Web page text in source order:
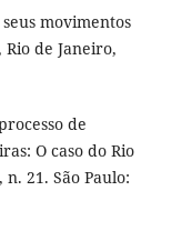
movimentos
Rio de Janeiro,
de
O caso do Rio
21. São Paulo: